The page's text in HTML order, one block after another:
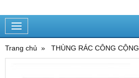
Trang chủ THÙNG RÁC CÔNG CỘNG